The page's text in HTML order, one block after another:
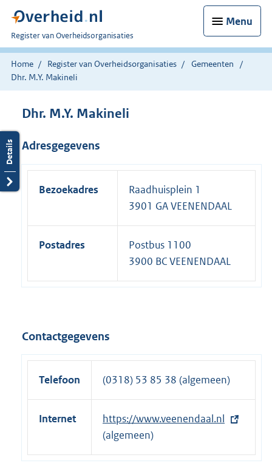
Menu
U
bent
nu
hier:
Register van Overheidsorganisaties
Home Register van Overheidsorganisaties
Gemeenten
Dhr. M.Y. Makineli
Dhr. M.Y. Makineli
Adresgegevens
Bezoekadres
Raadhuisplein 1
3901 GA VEENENDAAL
Postadres
Postbus 1100
3900 BC VEENENDAAL
Contactgegevens
Telefoon (0318) 53 85 38 (algemeen)
Internet
E
x
t
https://www.veenendaal.nl
(algemeen)